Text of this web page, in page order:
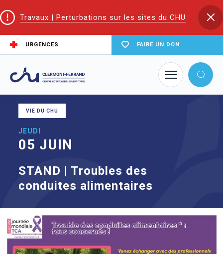
Travaux | Perturbations sur les sites du CHU
URGENCES FAIRE UN DON
Accueil
STAND | Troubles des conduites alimentaires
VIE DU CHU
JEUDI
05 JUIN
STAND | Troubles des
conduites alimentaires